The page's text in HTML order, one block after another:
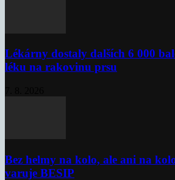
Lékárny dostaly dalších 6 000
léku na rakovinu prsu
Bez helmy na kolo, ale ani na
varuje BESIP